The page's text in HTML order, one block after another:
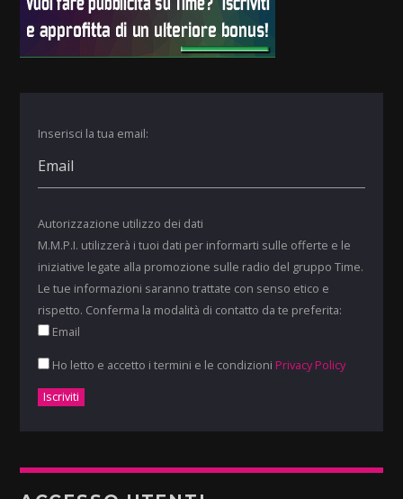
Inserisci la tua email:
Autorizzazione utilizzo dei dati
M.M.P.I. utilizzerà i tuoi dati per informarti sulle offerte e le
iniziative legate alla promozione sulle radio del gruppo Time.
Le tue informazioni saranno trattate con senso etico e
rispetto. Conferma la modalità di contatto da te preferita:
Email
Ho letto e accetto i termini e le condizioni Privacy Policy